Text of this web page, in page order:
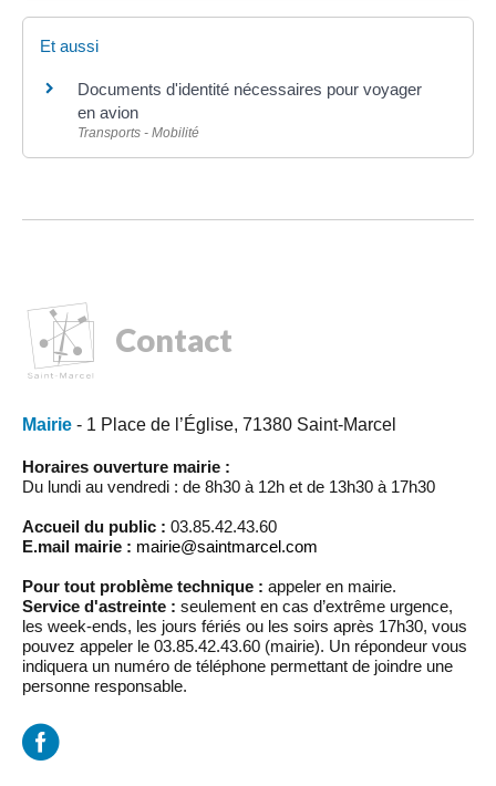
Et aussi
Documents d'identité nécessaires pour voyager
en avion
Transports - Mobilité
Contact
Mairie - 1 Place de l’Église, 71380 Saint-Marcel
Horaires ouverture mairie :
Du lundi au vendredi : de 8h30 à 12h et de 13h30 à 17h30
Accueil du public : 03.85.42.43.60
E.mail mairie : mairie@saintmarcel.com
Pour tout problème technique : appeler en mairie.
Service d'astreinte : seulement en cas d’extrême urgence,
les week-ends, les jours fériés ou les soirs après 17h30, vous
pouvez appeler le 03.85.42.43.60 (mairie). Un répondeur vous
indiquera un numéro de téléphone permettant de joindre une
personne responsable.